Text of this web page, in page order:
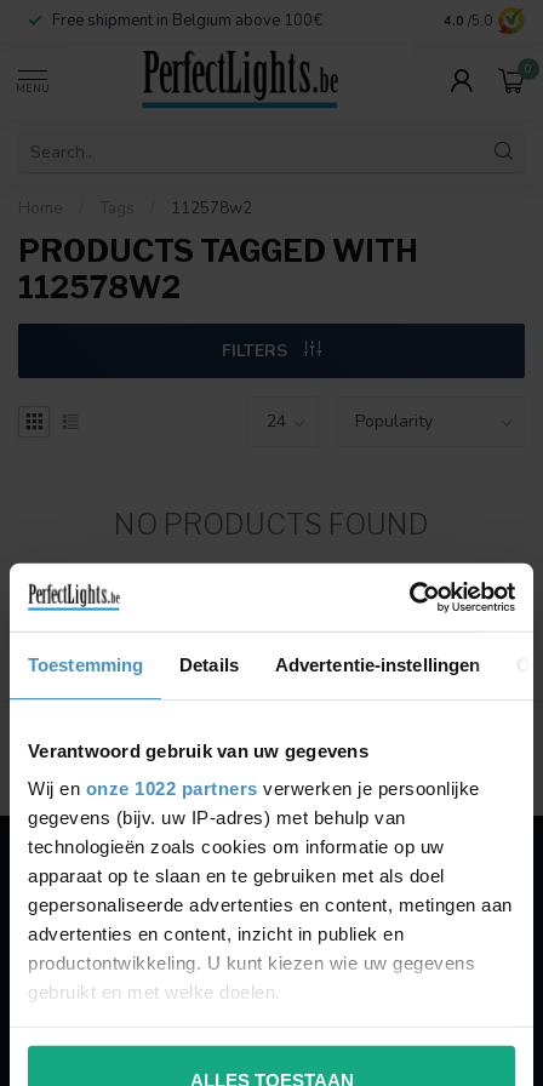
Toestemming Details Advertentie-instellingen
Verantwoord gebruik van uw gegevens
Wij en onze 1022 partners verwerken je persoonlijke
gegevens (bijv. uw IP-adres) met behulp van
technologieën zoals cookies om informatie op uw
apparaat op te slaan en te gebruiken met als doel
gepersonaliseerde advertenties en content, metingen aan
advertenties en content, inzicht in publiek en
productontwikkeling. U kunt kiezen wie uw gegevens
gebruikt en met welke doelen.
Als u het toestaat, willen we ook graag:
ALLES TOESTAAN
Free shipment in Belgium above 100€ Secure
4.0 /5.0
MENU
0
Home Tags 112578w2
PRODUCTS TAGGED WITH
112578W2
FILTERS
NO PRODUCTS FOUND
Showing1-0of 0
PERFECTLIGHTS
Gegevens:
Kruisbeeldsraat 72
9220 Hamme